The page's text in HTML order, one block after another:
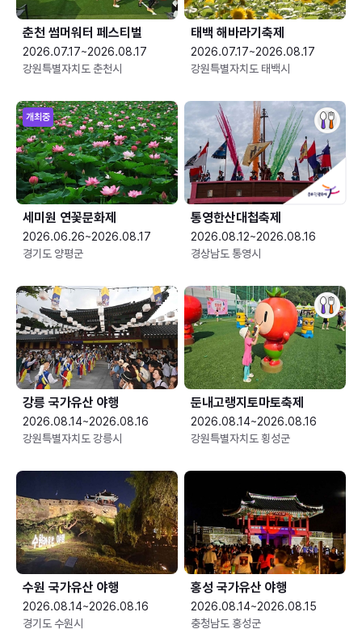
춘천 썸머워터 페스티벌
2026.07.17~2026.08.17
강원특별자치도 춘천시
태백 해바라기축제
2026.07.17~2026.08.17
강원특별자치도 태백시
개최중
세미원 연꽃문화제
2026.06.26~2026.08.17
경기도 양평군
통영한산대첩축제
2026.08.12~2026.08.16
경상남도 통영시
강릉 국가유산 야행
2026.08.14~2026.08.16
강원특별자치도 강릉시
둔내고랭지토마토축제
2026.08.14~2026.08.16
강원특별자치도 횡성군
수원 국가유산 야행
2026.08.14~2026.08.16
경기도 수원시
홍성 국가유산 야행
2026.08.14~2026.08.15
충청남도 홍성군